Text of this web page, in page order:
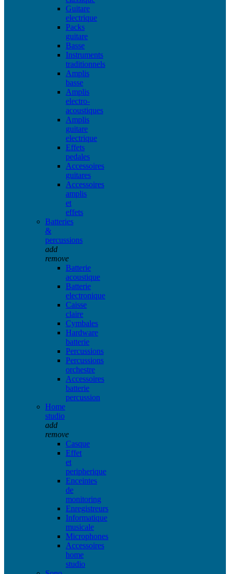
Guitare
electrique
Packs
guitare
Basse
Instruments
traditionnels
Amplis
basse
Amplis
electro-
acoustiques
Amplis
guitare
electrique
Effets
pedales
Accessoires
guitares
Accessoires
amplis
et
effets
Batteries
&
percussions
add
remove
Batterie
acoustique
Batterie
electronique
Caisse
claire
Cymbales
Hardware
batterie
Percussions
Percussions
orchestre
Accessoires
batterie
percussion
Home
studio
add
remove
Casque
Effet
et
peripherique
Enceintes
de
monitoring
Enregistreurs
Informatique
musicale
Microphones
Accessoires
home
studio